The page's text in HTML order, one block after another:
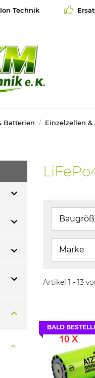
Technik
Batterien Einzelzellen &
Marke
Artikel 1 - 13
BALD